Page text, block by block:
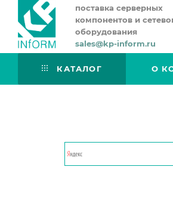
поставка серверных
компонентов и
оборудования
sales@kp-inform.ru
КАТАЛОГ О